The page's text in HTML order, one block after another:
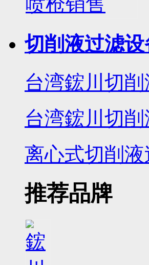
切削液过滤设
台湾鋐川切
台湾鋐川切
离心式切削
推荐品牌